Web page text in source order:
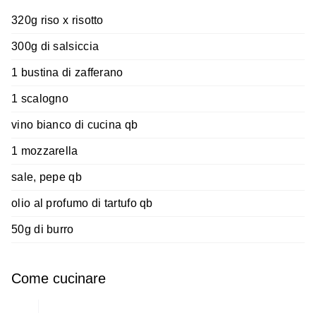
320g riso x risotto
300g di salsiccia
1 bustina di zafferano
1 scalogno
vino bianco di cucina qb
1 mozzarella
sale, pepe qb
olio al profumo di tartufo qb
50g di burro
Come cucinare